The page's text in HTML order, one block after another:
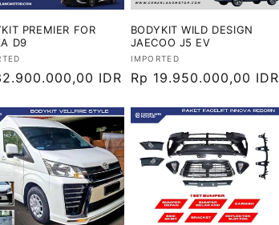
PREMIER FOR
D9
IDR
BODYKIT WILD DESIGN
JAECOO J5 EV
Vendor:
IMPORTED
Harga
Rp 19.950.000,00 IDR